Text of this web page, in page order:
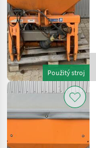
Použitý stroj